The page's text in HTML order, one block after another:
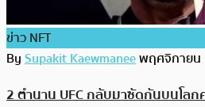
ข่าว NFT
BySupakit Kaewmaneeพฤศจิกายน
2 ตำนาน UFC กลับมาซัดกันบนโลก